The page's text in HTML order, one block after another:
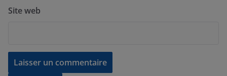
Site web